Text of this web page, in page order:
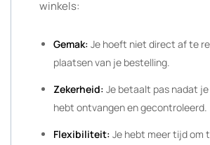
winkels:
Gemak: Je hoeft niet direct af te
plaatsen van je bestelling.
Zekerheid: Je betaalt pas nadat
hebt ontvangen en gecontroleerd.
Flexibiliteit: Je hebt meer tijd om